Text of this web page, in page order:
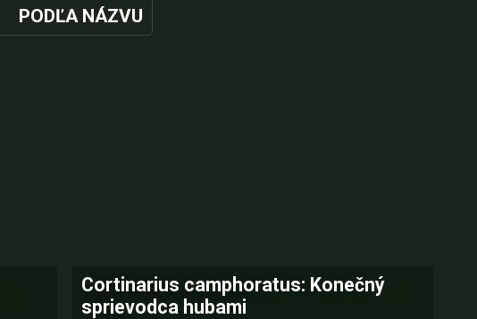
PODĽA NÁZVU
Cortinarius camphoratus: Konečný
sprievodca hubami